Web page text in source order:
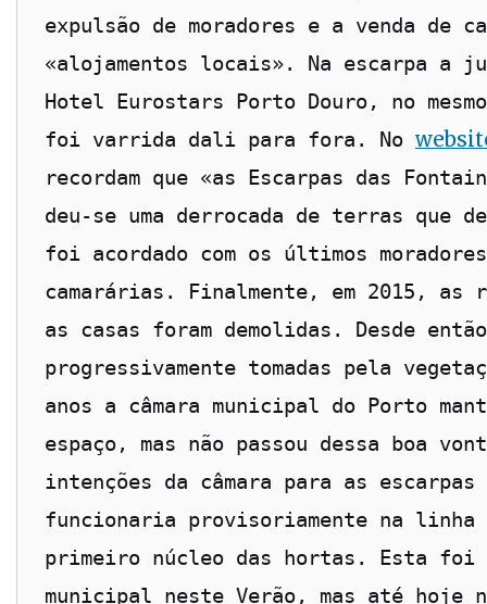
expulsão de moradores e a venda de
«alojamentos locais». Na escarpa a
Hotel Eurostars Porto Douro, no
foi varrida dali para fora. No
recordam que «as Escarpas das
deu-se uma derrocada de terras que
foi acordado com os últimos
camarárias. Finalmente, em 2015,
as casas foram demolidas. Desde
progressivamente tomadas pela
anos a câmara municipal do Porto
espaço, mas não passou dessa boa
intenções da câmara para as
funcionaria provisoriamente na linha
primeiro núcleo das hortas. Esta foi
municipal neste Verão, mas até hoje